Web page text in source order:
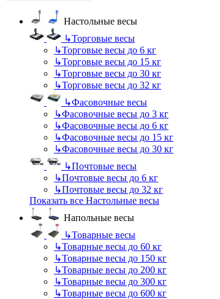
Настольные весы
↳Торговые весы
↳Торговые весы до 6 кг
↳Торговые весы до 15 кг
↳Торговые весы до 30 кг
↳Торговые весы до 32 кг
↳Фасовочные весы
↳Фасовочные весы до 3 кг
↳Фасовочные весы до 6 кг
↳Фасовочные весы до 15 кг
↳Фасовочные весы до 30 кг
↳Почтовые весы
↳Почтовые весы до 6 кг
↳Почтовые весы до 32 кг
Показать все Настольные весы
Напольные весы
↳Товарные весы
↳Товарные весы до 60 кг
↳Товарные весы до 150 кг
↳Товарные весы до 200 кг
↳Товарные весы до 300 кг
↳Товарные весы до 600 кг